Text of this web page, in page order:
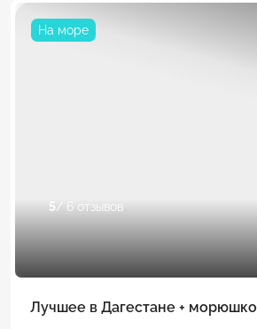
На море
5/ 6 отзывов
Лучшее в Дагестане + морюшко
Принимаю